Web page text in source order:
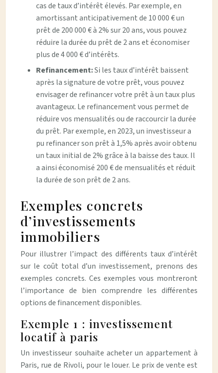
cas de taux d’intérêt élevés. Par exemple, en
amortissant anticipativement de 10 000 € un
prêt de 200 000 € à 2% sur 20 ans, vous pouvez
réduire la durée du prêt de 2 ans et économiser
plus de 4 000 € d’intérêts.
Refinancement:Si les taux d’intérêt baissent
après la signature de votre prêt, vous pouvez
envisager de refinancer votre prêt à un taux plus
avantageux. Le refinancement vous permet de
réduire vos mensualités ou de raccourcir la durée
du prêt. Par exemple, en 2023, un investisseur a
pu refinancer son prêt à 1,5% après avoir obtenu
un taux initial de 2% grâce à la baisse des taux. Il
a ainsi économisé 200 € de mensualités et réduit
la durée de son prêt de 2 ans.
Exemples concrets
d’investissements
immobiliers
Pour illustrer l’impact des différents taux d’intérêt
sur le coût total d’un investissement, prenons des
exemples concrets. Ces exemples vous montreront
l’importance de bien comprendre les différentes
options de financement disponibles.
Exemple 1 : investissement
locatif à paris
Un investisseur souhaite acheter un appartement à
Paris, rue de Rivoli, pour le louer. Le prix de vente est